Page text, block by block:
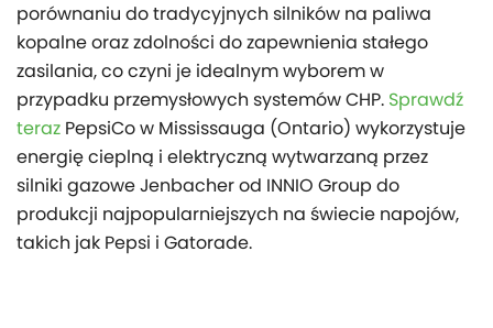
porównaniu do tradycyjnych silników na paliwa
kopalne oraz zdolności do zapewnienia stałego
zasilania, co czyni je idealnym wyborem w
przypadku przemysłowych systemów CHP. Sprawdź
teraz PepsiCo w Mississauga (Ontario) wykorzystuje
energię cieplną i elektryczną wytwarzaną przez
silniki gazowe Jenbacher od INNIO Group do
produkcji najpopularniejszych na świecie napojów,
takich jak Pepsi i Gatorade.